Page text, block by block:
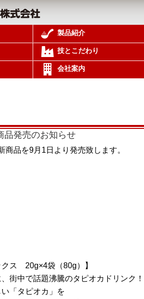
製品紹介
技とこだわり
会社案内
品発売のお知らせ
商品を9月1日より発売致します。
クス 20g×4袋（80g）】
街中で話題沸騰のタピオカドリンク！
「タピオカ」を